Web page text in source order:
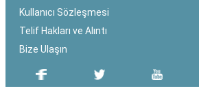
Kullanıcı Sözleşmesi
Telif Hakları ve Alıntı
Bize Ulaşın